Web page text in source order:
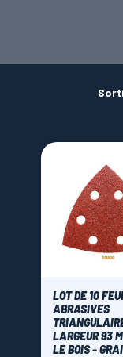
LOT DE 10
ABRASIVES
LARGEUR 93
LE BOIS -